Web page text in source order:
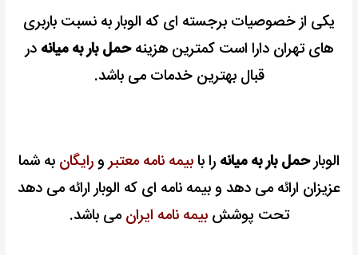
یکی از خصوصیات برجسته ای که الوبار به نسبت باربری
های تهران دارا است کمترین هزینهحمل بار به میانه در
قبال بهترین خدمات می باشد.
الوبارحمل بار به میانه را بابیمه نامه معتبرورایگان به شما
عزیزان ارائه می دهد و بیمه نامه ای که الوبار ارائه می دهد
تحت پوششبیمه نامه ایران می باشد.